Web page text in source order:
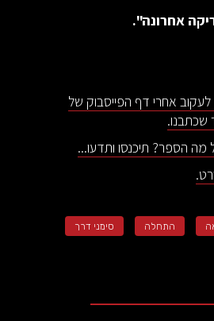
אחרונה".
לעקוב אחרי דף הפייסבוק של
שכתבנו.
מה הספר? תיכנסו ותדעו...
התחלה סימני דרך